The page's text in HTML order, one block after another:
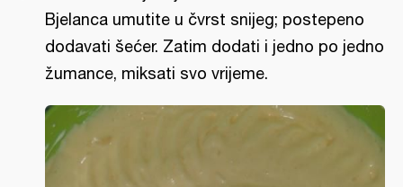
Bjelanca umutite u čvrst snijeg; postepeno
dodavati šećer. Zatim dodati i jedno po jedno
žumance, miksati svo vrijeme.